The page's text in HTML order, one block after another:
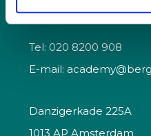
Contact
Tel: 020 8200 908
E-mail:
Danzigerkade 225A
1013 AP Amsterdam